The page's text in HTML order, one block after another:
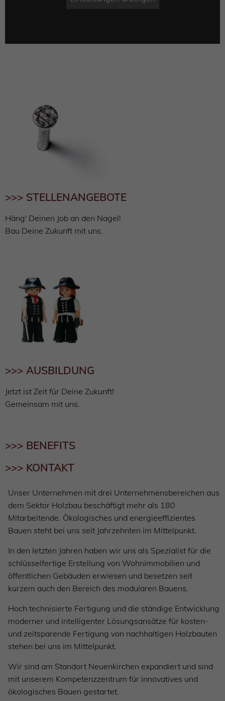
>>> STELLENANGEBOTE
Häng' Deinen Job an den Nagel!
Bau Deine Zukunft mit uns.
>>> AUSBILDUNG
Jetzt ist Zeit für Deine Zukunft!
Gemeinsam mit uns.
>>> BENEFITS
>>> KONTAKT
Unser Unternehmen mit drei Unternehmensbereichen aus
dem Sektor Holzbau beschäftigt mehr als 180
Mitarbeitende. Ökologisches und energieeffizientes
Bauen steht bei uns seit Jahrzehnten im Mittelpunkt.
In den letzten Jahren haben wir uns als Spezialist für die
schlüsselfertige Erstellung von Wohnimmobilien und
öffentlichen Gebäuden erwiesen und besetzen seit
kurzem auch den Bereich des modularen Bauens.
Hoch technisierte Fertigung und die ständige Entwicklung
moderner und intelligenter Lösungsansätze für kosten-
und zeitsparende Fertigung von nachhaltigen Holzbauten
stehen bei uns im Mittelpunkt.
Wir sind am Standort Neuenkirchen expandiert und sind
mit unserem Kompetenzzentrum für innovatives und
ökologisches Bauen gestartet.